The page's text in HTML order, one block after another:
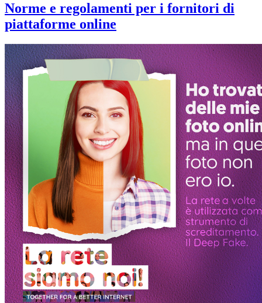
Norme e regolamenti per i fornitori di
piattaforme online